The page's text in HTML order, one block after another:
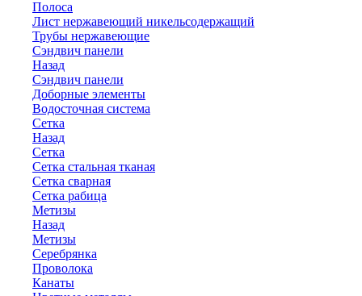
Полоса
Лист нержавеющий никельсодержащий
Трубы нержавеющие
Сэндвич панели
Назад
Сэндвич панели
Доборные элементы
Водосточная система
Сетка
Назад
Сетка
Сетка стальная тканая
Сетка сварная
Сетка рабица
Метизы
Назад
Метизы
Серебрянка
Проволока
Канаты